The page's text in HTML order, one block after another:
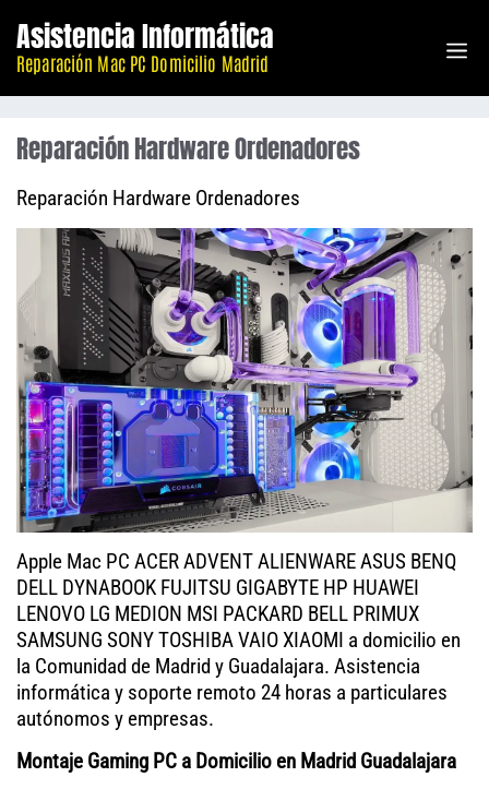
contenido
Asistencia Informática
Reparación Mac PC Domicilio Madrid
Reparación Hardware Ordenadores
Reparación Hardware Ordenadores
Apple Mac PC ACER ADVENT ALIENWARE ASUS BENQ
DELL DYNABOOK FUJITSU GIGABYTE HP HUAWEI
LENOVO LG MEDION MSI PACKARD BELL PRIMUX
SAMSUNG SONY TOSHIBA VAIO XIAOMI a domicilio en
la Comunidad de Madrid y Guadalajara. Asistencia
informática y soporte remoto 24 horas a particulares
autónomos y empresas.
Montaje Gaming PC a Domicilio en Madrid Guadalajara